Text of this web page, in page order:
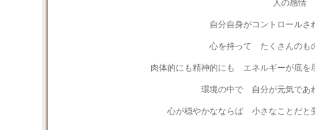
人の感情
自分自身がコントロール
心を持って たくさんのも
肉体的にも精神的にも エネルギーが底を
環境の中で 自分が元気であ
心が穏やかなならば 小さなことだと